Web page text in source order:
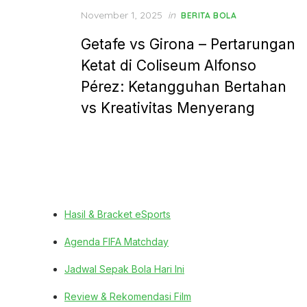
Posted
November 1, 2025 in BERITA BOLA
Getafe vs Girona – Pertarungan
Ketat di Coliseum Alfonso
Pérez: Ketangguhan Bertahan
vs Kreativitas Menyerang
Hasil & Bracket eSports
Agenda FIFA Matchday
Jadwal Sepak Bola Hari Ini
Review & Rekomendasi Film